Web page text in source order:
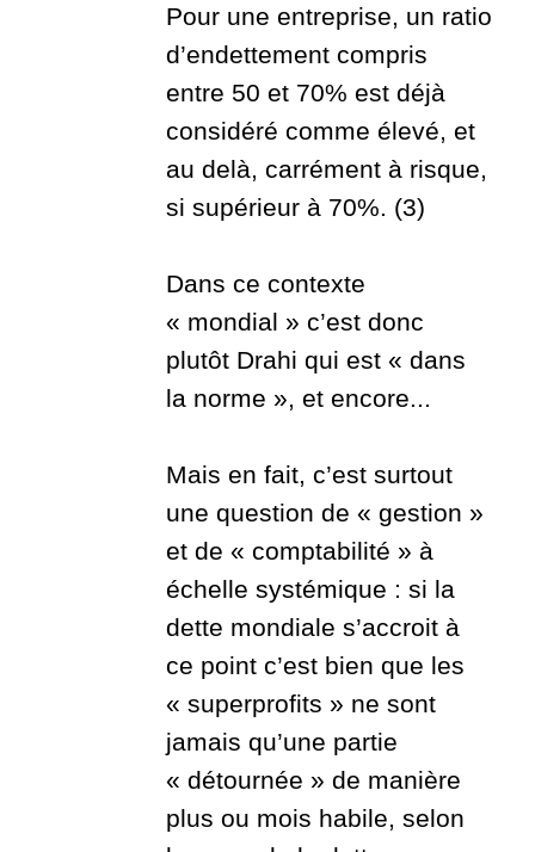
Pour une entreprise, un ratio
d’endettement compris
entre 50 et 70% est déjà
considéré comme élevé, et
au delà, carrément à risque,
si supérieur à 70%. (3)
Dans ce contexte
« mondial » c’est donc
plutôt Drahi qui est « dans
la norme », et encore...
Mais en fait, c’est surtout
une question de « gestion »
et de « comptabilité » à
échelle systémique : si la
dette mondiale s’accroit à
ce point c’est bien que les
« superprofits » ne sont
jamais qu’une partie
« détournée » de manière
plus ou mois habile, selon